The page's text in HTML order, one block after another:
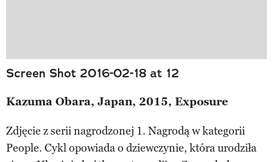
Screen Shot 2016-02-18 at 12
Kazuma Obara, Japan, 2015, Exposure
Zdjęcie z serii nagrodzonej 1. Nagrodą w kategorii
People. Cykl opowiada o dziewczynie, która urodziła